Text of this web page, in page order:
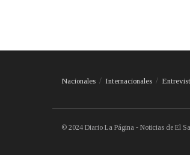
Nacionales Internacionales
© 2024 Diario La Página - Noticias de El